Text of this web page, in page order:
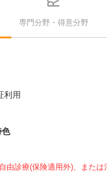
専門分野・得意分野
利用
色
由診療(保険適用外)、または